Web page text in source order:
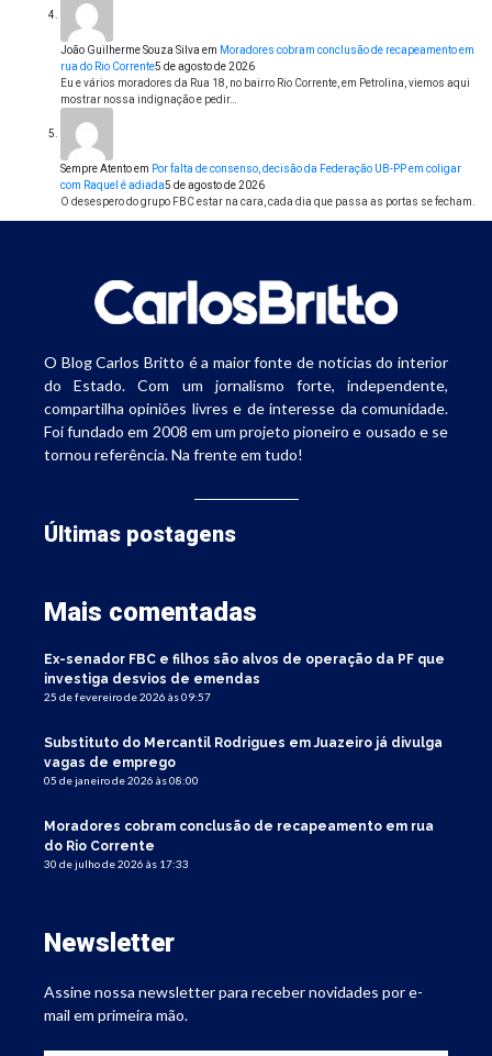
João Guilherme Souza Silva em Moradores cobram conclusão de recapeamento em
rua do Rio Corrente5 de agosto de 2026
Eu e vários moradores da Rua 18, no bairro Rio Corrente, em Petrolina, viemos aqui
mostrar nossa indignação e pedir…
Sempre Atentoem Por falta de consenso, decisão da Federação UB-PP em coligar
com Raquel é adiada5 de agosto de 2026
O desespero do grupo FBC estar na cara, cada dia que passa as portas se fecham.
O Blog Carlos Britto é a maior fonte de notícias do interior
do Estado. Com um jornalismo forte, independente,
compartilha opiniões livres e de interesse da comunidade.
Foi fundado em 2008 em um projeto pioneiro e ousado e se
tornou referência. Na frente em tudo!
Últimas postagens
Mais comentadas
Ex-senador FBC e filhos são alvos de operação da PF que
investiga desvios de emendas
25 de fevereiro de 2026 às 09:57
Substituto do Mercantil Rodrigues em Juazeiro já divulga
vagas de emprego
05 de janeiro de 2026 às 08:00
Moradores cobram conclusão de recapeamento em rua
do Rio Corrente
30 de julho de 2026 às 17:33
Newsletter
Assine nossa newsletter para receber novidades por e-
mail em primeira mão.